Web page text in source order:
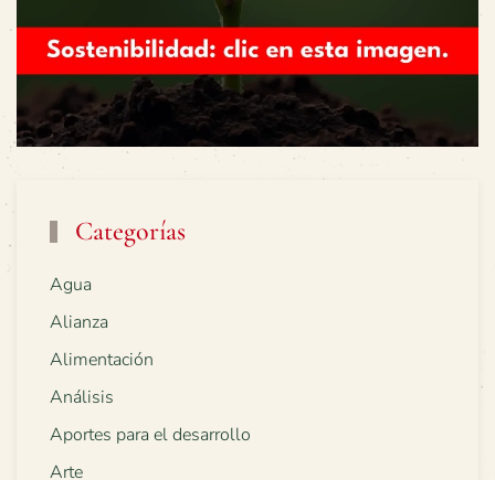
Categorías
Agua
Alianza
Alimentación
Análisis
Aportes para el desarrollo
Arte